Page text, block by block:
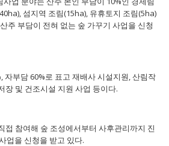
섬지역 조림(15ha), 유휴토지 조림(5ha)
주 부담이 전혀 없는 숲 가꾸기 사업을 신청
자부담 60%로 표고 재배사 시설지원, 산림작
장 및 건조시설 지원 사업 등이다.
접 참여해 숲 조성에서부터 사후관리까지 진
업을 신청을 받고 있다.